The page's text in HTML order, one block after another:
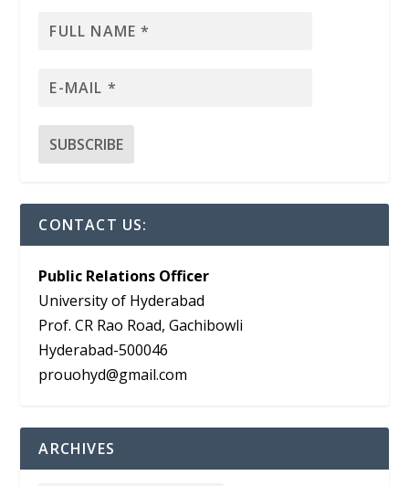
CONTACT US:
Public Relations Officer
University of Hyderabad
Prof. CR Rao Road, Gachibowli
Hyderabad-500046
prouohyd@gmail.com
ARCHIVES